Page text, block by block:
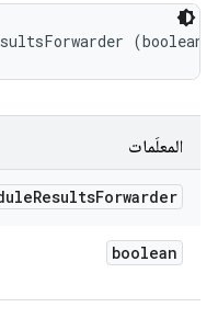
(boolean
المعلَمات
ResultsForwarder
boolean